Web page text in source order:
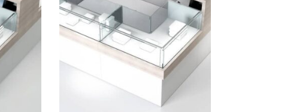
teszem